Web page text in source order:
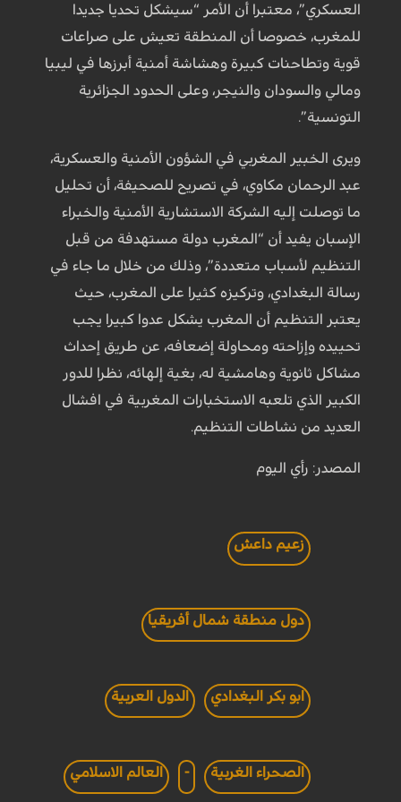
العسكري”، معتبرا أن الأمر “سيشكل تحديا جديدا
للمغرب، خصوصا أن المنطقة تعيش على صراعات
قوية وتطاحنات كبيرة وهشاشة أمنية أبرزها في ليبيا
ومالي والسودان والنيجر، وعلى الحدود الجزائرية
التونسية”.
ويرى الخبير المغربي في الشؤون الأمنية والعسكرية،
عبد الرحمان مكاوي، في تصريح للصحيفة، أن تحليل
ما توصلت إليه الشركة الاستشارية الأمنية والخبراء
الإسبان يفيد أن “المغرب دولة مستهدفة من قبل
التنظيم لأسباب متعددة”، وذلك من خلال ما جاء في
رسالة البغدادي، وتركيزه كثيرا على المغرب، حيث
يعتبر التنظيم أن المغرب يشكل عدوا كبيرا يجب
تحييده وإزاحته ومحاولة إضعافه، عن طريق إحداث
مشاكل ثانوية وهامشية له، بغية إلهائه، نظرا للدور
الكبير الذي تلعبه الاستخبارات المغربية في افشال
العديد من نشاطات التنظيم.
المصدر: رأي اليوم
زعيم داعش
دول منطقة شمال أفريقيا
ابو بكر البغدادي الدول العربية
الصحراء الغربية - العالم الاسلامي